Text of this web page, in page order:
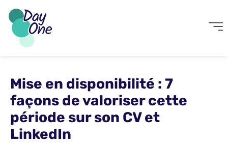
Mise en disponibilité : 7
façons de valoriser cette
période sur son CV et
LinkedIn